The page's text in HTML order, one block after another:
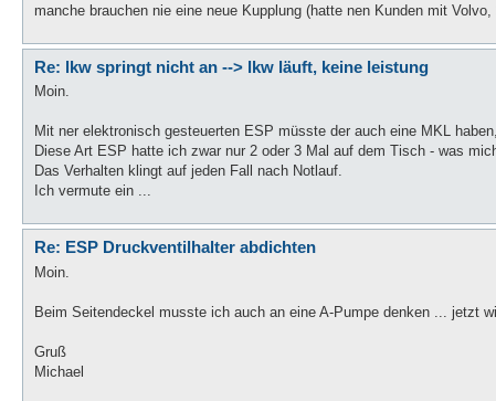
manche brauchen nie eine neue Kupplung (hatte nen Kunden mit Volvo,
Re: lkw springt nicht an --> lkw läuft, keine leistung
Moin.
Mit ner elektronisch gesteuerten ESP müsste der auch eine MKL
Diese Art ESP hatte ich zwar nur 2 oder 3 Mal auf dem Tisch - was
Das Verhalten klingt auf jeden Fall nach Notlauf.
Ich vermute ein ...
Re: ESP Druckventilhalter abdichten
Moin.
Beim Seitendeckel musste ich auch an eine A-Pumpe denken ... jetzt
Gruß
Michael